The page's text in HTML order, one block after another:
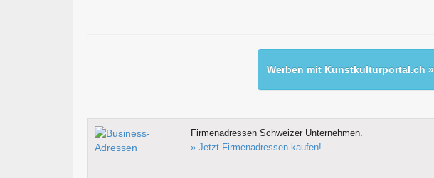
Werben mit Kunstkulturportal.ch »
Firmenadressen Schweizer Unternehmen.
» Jetzt Firmenadressen kaufen!